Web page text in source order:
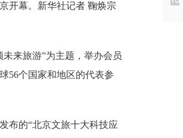
开幕。新华社记者 鞠焕宗
来旅游”为主题，举办会员
56个国家和地区的代表参
布的“北京文旅十大科技应